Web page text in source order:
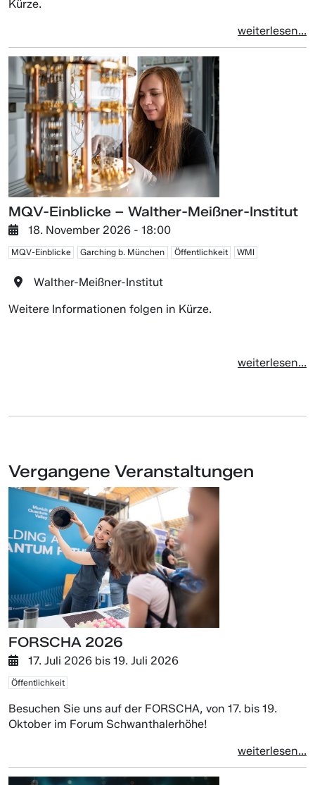
Kürze.
weiterlesen...
MQV-Einblicke – Walther-Meißner-Institut
18. November 2026 - 18:00
MQV-Einblicke Garching b. München Öffentlichkeit WMI
Walther-Meißner-Institut
Weitere Informationen folgen in Kürze.
weiterlesen...
Vergangene Veranstaltungen
FORSCHA 2026
17. Juli 2026 bis 19. Juli 2026
Öffentlichkeit
Besuchen Sie uns auf der FORSCHA, von 17. bis 19.
Oktober im Forum Schwanthalerhöhe!
weiterlesen...